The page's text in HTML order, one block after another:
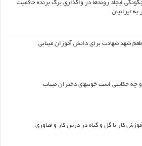
ایجاد روندها در واگذاری برگ برنده حاکمیت
ایرانیان
شهد شهادت برای دانش آموزان مینابی
چه حکایتی است خونبهای دختران میناب
کار با گل و گیاه در درس کار و فناوری